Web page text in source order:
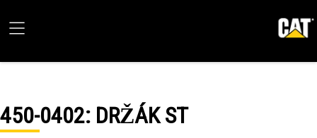
450-0402: DRŽÁK ST